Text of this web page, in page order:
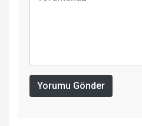
Yorumu Gönder